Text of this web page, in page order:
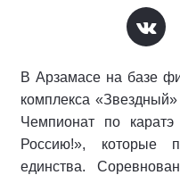
В Арзамасе на базе
комплекса
Чемпионат по
Россию!», которые
единства.